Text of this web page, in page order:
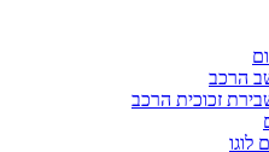
הרכב
זכוכית הרכב
לוגו